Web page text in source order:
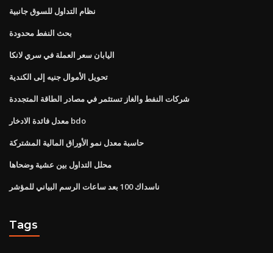
نظام التداول للسوق جانبية
بحث النفط محدودة
اليابان سعر العملة في سري لانكا
تحويل الأموال جنيه إلى الكندية
شركات النفط والغاز تستثمر في مصادر الطاقة المتجددة
معدل فائدة الادخار bdo
حاسبة معدل نمو الأوراق المالية المشتركة
محلل التداول بين عشية وضحاها
ناسداك 100 بعد ساعات الرسم البياني للمؤشر
Tags